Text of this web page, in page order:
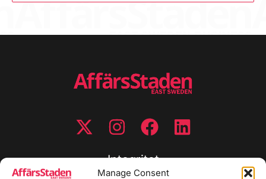
Manage Consent
Integritet